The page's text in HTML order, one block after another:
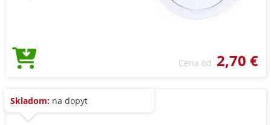
Cena od 2,70 €
Skladom: na dopyt